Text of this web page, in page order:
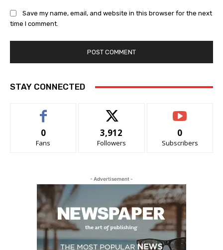
Save my name, email, and website in this browser for the next
time I comment.
STAY CONNECTED
0
Fans
3,912
Followers
0
Subscribers
- Advertisement -